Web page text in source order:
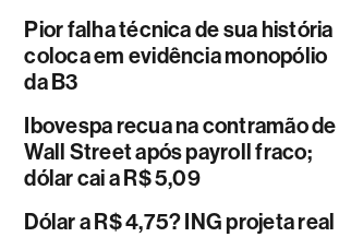
Pior falha técnica de sua história
coloca em evidência monopólio
da B3
Ibovespa recua na contramão de
Wall Street após payroll fraco;
dólar cai a R$ 5,09
Dólar a R$ 4,75? ING projeta real